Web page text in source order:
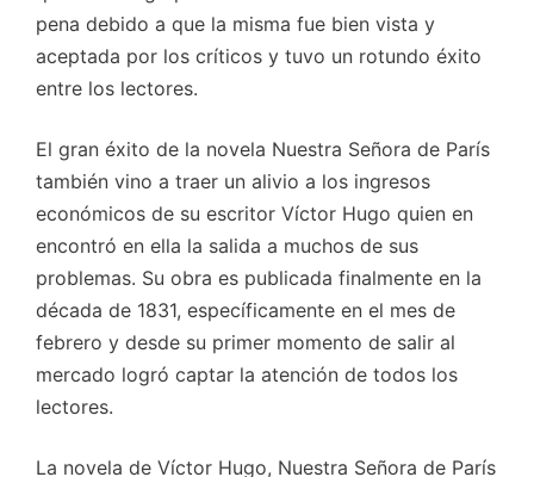
pena debido a que la misma fue bien vista y
aceptada por los críticos y tuvo un rotundo éxito
entre los lectores.
El gran éxito de la novela Nuestra Señora de París
también vino a traer un alivio a los ingresos
económicos de su escritor Víctor Hugo quien en
encontró en ella la salida a muchos de sus
problemas. Su obra es publicada finalmente en la
década de 1831, específicamente en el mes de
febrero y desde su primer momento de salir al
mercado logró captar la atención de todos los
lectores.
La novela de Víctor Hugo, Nuestra Señora de París